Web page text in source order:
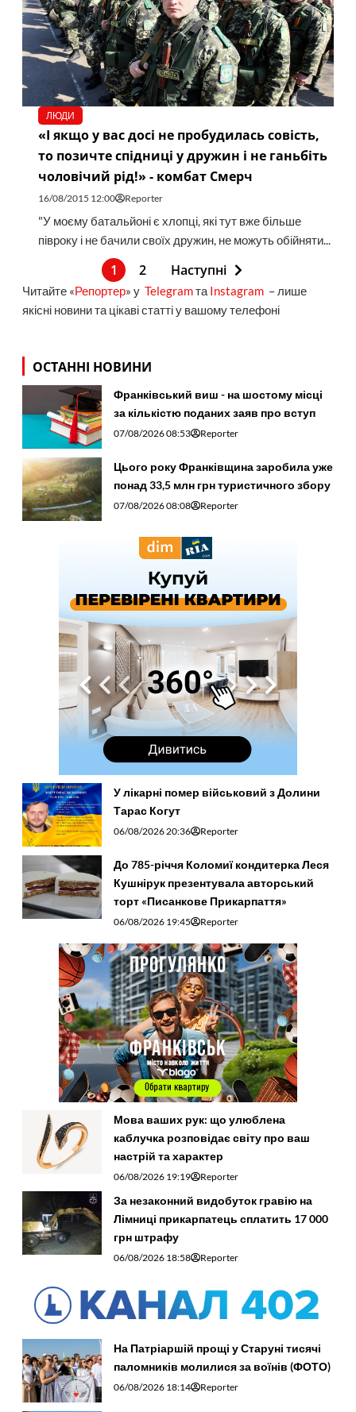
ЛЮДИ
«І якщо у вас досі не пробудилась совість,
то позичте спідниці у дружин і не ганьбіть
чоловічий рід!» - комбат Смерч
16/08/2015 12:00 Reporter
"У моєму батальйоні є хлопці, які тут вже більше
півроку і не бачили своїх дружин, не можуть обійняти...
1 2 Наступні
Читайте «Репортер» у Telegramта Instagram– лише
якісні новини та цікаві статті у вашому телефоні
ОСТАННІ НОВИНИ
Франківський виш - на шостому місці
за кількістю поданих заяв про вступ
07/08/2026 08:53 Reporter
Цього року Франківщина заробила уже
понад 33,5 млн грн туристичного збору
07/08/2026 08:08 Reporter
У лікарні помер військовий з Долини
Тарас Когут
06/08/2026 20:36 Reporter
До 785-річчя Коломиї кондитерка Леся
Кушнірук презентувала авторський
торт «Писанкове Прикарпаття»
06/08/2026 19:45 Reporter
Мова ваших рук: що улюблена
каблучка розповідає світу про ваш
настрій та характер
06/08/2026 19:19 Reporter
За незаконний видобуток гравію на
Лімниці прикарпатець сплатить 17 000
грн штрафу
06/08/2026 18:58 Reporter
На Патріаршій прощі у Старуні тисячі
паломників молилися за воїнів (ФОТО)
06/08/2026 18:14 Reporter